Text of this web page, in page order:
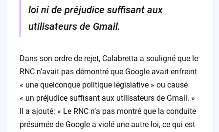
loi ni de préjudice suffisant aux
utilisateurs de Gmail.
Dans son ordre de rejet, Calabretta a souligné que le
RNC n’avait pas démontré que Google avait enfreint
« une quelconque politique législative » ou causé
« un préjudice suffisant aux utilisateurs de Gmail. »
Il a ajouté: « Le RNC n’a pas montré que la conduite
présumée de Google a violé une autre loi, ce qui est